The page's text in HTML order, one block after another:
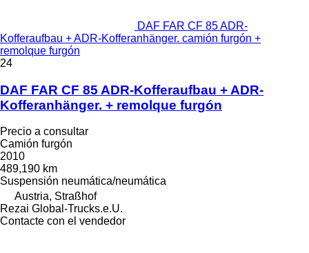
DAF FAR CF 85 ADR-
Kofferaufbau + ADR-Kofferanhänger. camión furgón +
remolque furgón
24
DAF FAR CF 85 ADR-Kofferaufbau + ADR-
Kofferanhänger. + remolque furgón
Precio a consultar
Camión furgón
2010
489,190 km
Suspensión neumática/neumática
Austria, Straßhof
Rezai Global-Trucks.e.U.
Contacte con el vendedor